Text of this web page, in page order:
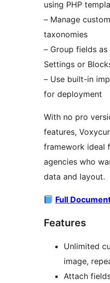
using PHP
– Manage
taxonomies
– Group fields
Settings or
– Use built-in
for deployment
With no pro
features,
framework ideal
agencies who
data and layout.
Full
Features
Unlimited
image,
Attach